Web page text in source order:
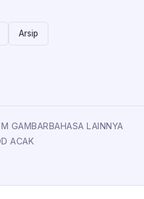
Arsip
GAMBARBAHASA LAINNYA
ACAK